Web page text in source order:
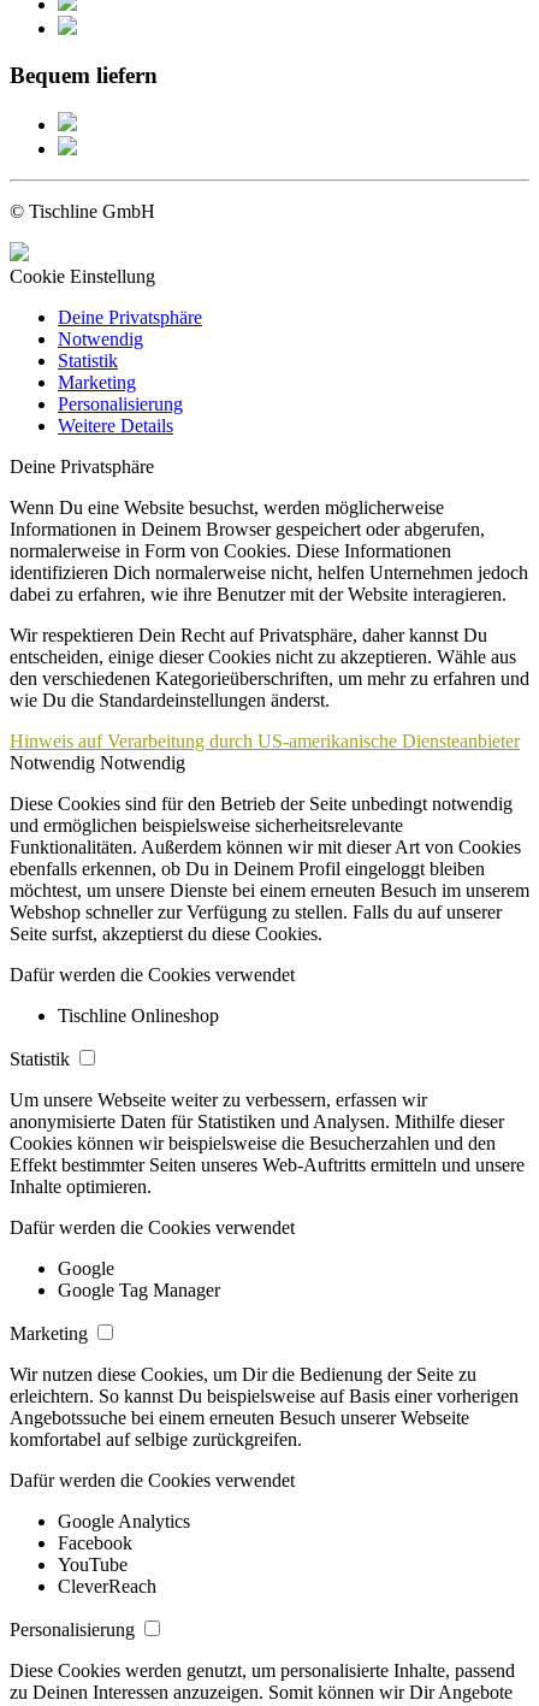
Bequem liefern
© Tischline GmbH
Cookie Einstellung
Deine Privatsphäre
Notwendig
Statistik
Marketing
Personalisierung
Weitere Details
Deine Privatsphäre
Wenn Du eine Website besuchst, werden möglicherweise
Informationen in Deinem Browser gespeichert oder abgerufen,
normalerweise in Form von Cookies. Diese Informationen
identifizieren Dich normalerweise nicht, helfen Unternehmen jedoch
dabei zu erfahren, wie ihre Benutzer mit der Website interagieren.
Wir respektieren Dein Recht auf Privatsphäre, daher kannst Du
entscheiden, einige dieser Cookies nicht zu akzeptieren. Wähle aus
den verschiedenen Kategorieüberschriften, um mehr zu erfahren und
wie Du die Standardeinstellungen änderst.
Hinweis auf Verarbeitung durch US-amerikanische Diensteanbieter
Notwendig Notwendig
Diese Cookies sind für den Betrieb der Seite unbedingt notwendig
und ermöglichen beispielsweise sicherheitsrelevante
Funktionalitäten. Außerdem können wir mit dieser Art von Cookies
ebenfalls erkennen, ob Du in Deinem Profil eingeloggt bleiben
möchtest, um unsere Dienste bei einem erneuten Besuch im unserem
Webshop schneller zur Verfügung zu stellen. Falls du auf unserer
Seite surfst, akzeptierst du diese Cookies.
Dafür werden die Cookies verwendet
Tischline Onlineshop
Statistik
Um unsere Webseite weiter zu verbessern, erfassen wir
anonymisierte Daten für Statistiken und Analysen. Mithilfe dieser
Cookies können wir beispielsweise die Besucherzahlen und den
Effekt bestimmter Seiten unseres Web-Auftritts ermitteln und unsere
Inhalte optimieren.
Dafür werden die Cookies verwendet
Google
Google Tag Manager
Marketing
Wir nutzen diese Cookies, um Dir die Bedienung der Seite zu
erleichtern. So kannst Du beispielsweise auf Basis einer vorherigen
Angebotssuche bei einem erneuten Besuch unserer Webseite
komfortabel auf selbige zurückgreifen.
Dafür werden die Cookies verwendet
Google Analytics
Facebook
YouTube
CleverReach
Personalisierung
Diese Cookies werden genutzt, um personalisierte Inhalte, passend
zu Deinen Interessen anzuzeigen. Somit können wir Dir Angebote